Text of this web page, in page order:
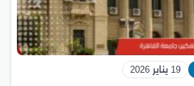
19 يناير 2026